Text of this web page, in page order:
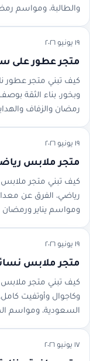
والطالبة، ومواسم
١٩ يونيو ٢٠٢٦
متجر عطور على سلة:
كيف تبني متجر عطور
وبخور، بناء الثقة
رمضان والزفاف
١٩ يونيو ٢٠٢٦
متجر ملابس رياضية
كيف تبني متجر ملابس
رياضي، الفرق عن
ومواسم يناير
١٩ يونيو ٢٠٢٦
متجر ملابس نسائية
كيف تبني متجر ملابس
وكاجوال وأوتفيت
السعودية، ومواسم
١٧ يونيو ٢٠٢٦